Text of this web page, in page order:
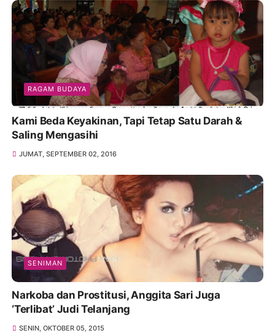
RAGAM BUDAYA
Kami Beda Keyakinan, Tapi Tetap Satu Darah &
Saling Mengasihi
JUMAT, SEPTEMBER 02, 2016
SENIMAN
Narkoba dan Prostitusi, Anggita Sari Juga
‘Terlibat’ Judi Telanjang
SENIN, OKTOBER 05, 2015